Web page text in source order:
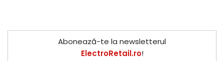
Abonează-te la newsletterul
ElectroRetail.ro!